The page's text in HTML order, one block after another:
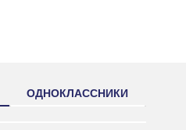
ОДНОКЛАССНИКИ